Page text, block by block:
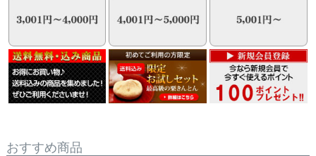
おすすめ商品